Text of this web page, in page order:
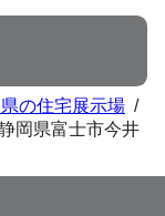
の住宅展示場 /
岡県富士市今井